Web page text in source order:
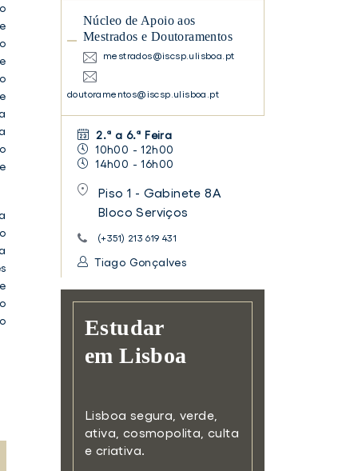
Núcleo de Apoio aos
Mestrados e Doutoramentos
mestrados@iscsp.ulisboa.pt
doutoramentos@iscsp.ulisboa.pt
2.ª a 6.ª Feira
10h00 - 12h00
14h00 - 16h00
Piso 1 - Gabinete 8A
Bloco Serviços
(+351) 213 619 431
Tiago Gonçalves
Estudar
em Lisboa
Lisboa segura, verde,
ativa, cosmopolita, culta
e criativa.